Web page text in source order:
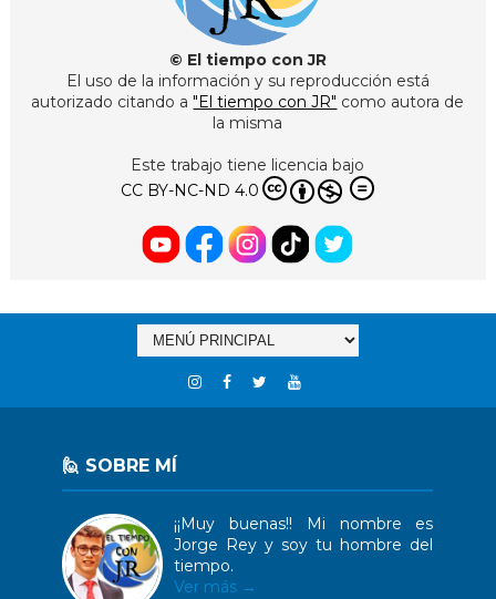
© El tiempo con JR
El uso de la información y su reproducción está
autorizado citando a "El tiempo con JR" como autora de
la misma
Este trabajo tiene licencia bajo
CC BY-NC-ND 4.0
🙋 SOBRE MÍ
¡¡Muy buenas!! Mi nombre es
Jorge Rey y soy tu hombre del
tiempo.
Ver más →